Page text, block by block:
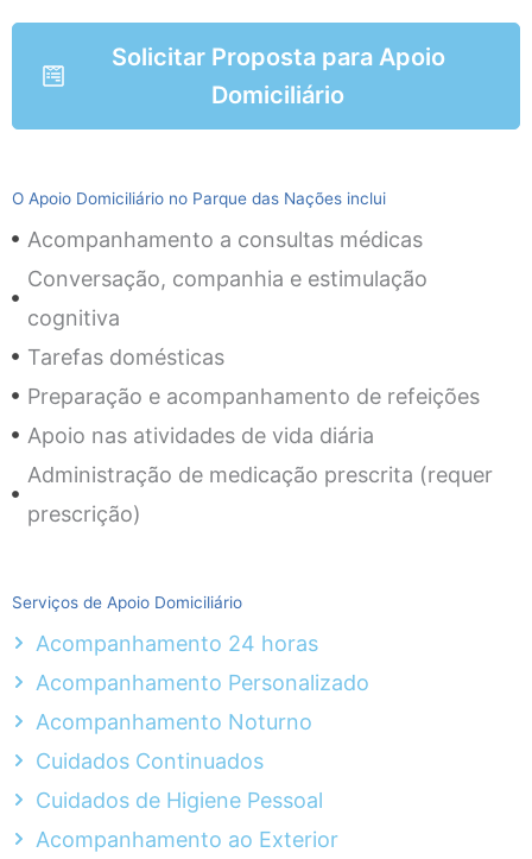
Solicitar Proposta para Apoio
Domiciliário
O Apoio Domiciliário no Parque das Nações inclui
Acompanhamento a consultas médicas
Conversação, companhia e estimulação
cognitiva
Tarefas domésticas
Preparação e acompanhamento de refeições
Apoio nas atividades de vida diária
Administração de medicação prescrita (requer
prescrição)
Serviços de Apoio Domiciliário
Acompanhamento 24 horas
Acompanhamento Personalizado
Acompanhamento Noturno
Cuidados Continuados
Cuidados de Higiene Pessoal
Acompanhamento ao Exterior